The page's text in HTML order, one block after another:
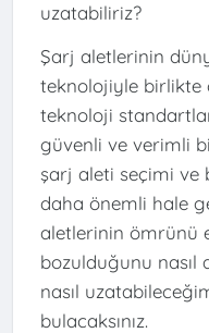
uzatabiliriz?
Şarj aletlerinin
teknolojiyle birlikte
teknoloji
güvenli ve verimli
şarj aleti seçimi ve
daha önemli hale
aletlerinin ömrünü
bozulduğunu nasıl
nasıl
bulacaksınız.